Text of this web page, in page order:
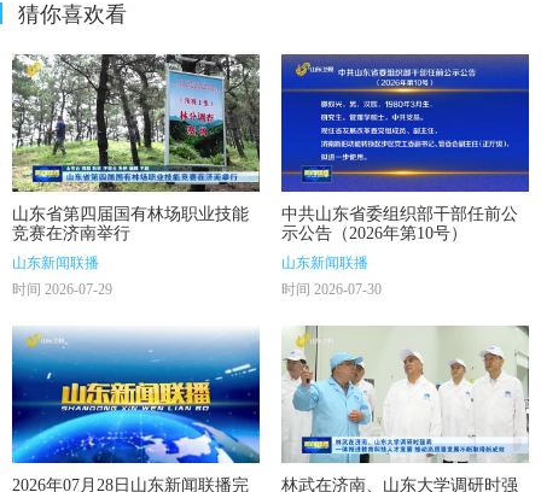
猜你喜欢看
山东省第四届国有林场职业技能
竞赛在济南举行
山东新闻联播
时间 2026-07-29
中共山东省委组织部干部任前公
示公告（2026年第10号）
山东新闻联播
时间 2026-07-30
2026年07月28日山东新闻联播完
林武在济南、山东大学调研时强